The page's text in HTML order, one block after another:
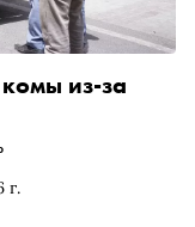
г.
из-за